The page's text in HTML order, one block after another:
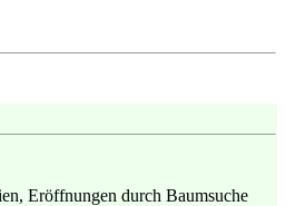
Eröffnungen durch Baumsuche